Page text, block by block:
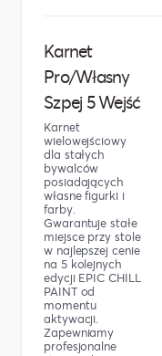
Karnet
Pro/Własny
Szpej 5 Wejść
Karnet
wielowejściowy
dla stałych
bywalców
posiadających
własne figurki i
farby.
Gwarantuje stałe
miejsce przy stole
w najlepszej cenie
na 5 kolejnych
edycji EPIC CHILL
PAINT od
momentu
aktywacji.
Zapewniamy
profesjonalne